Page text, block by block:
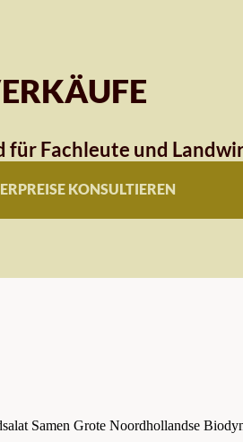
für Fachleute und
KONSULTIEREN
Samen Grote Noordhollandse